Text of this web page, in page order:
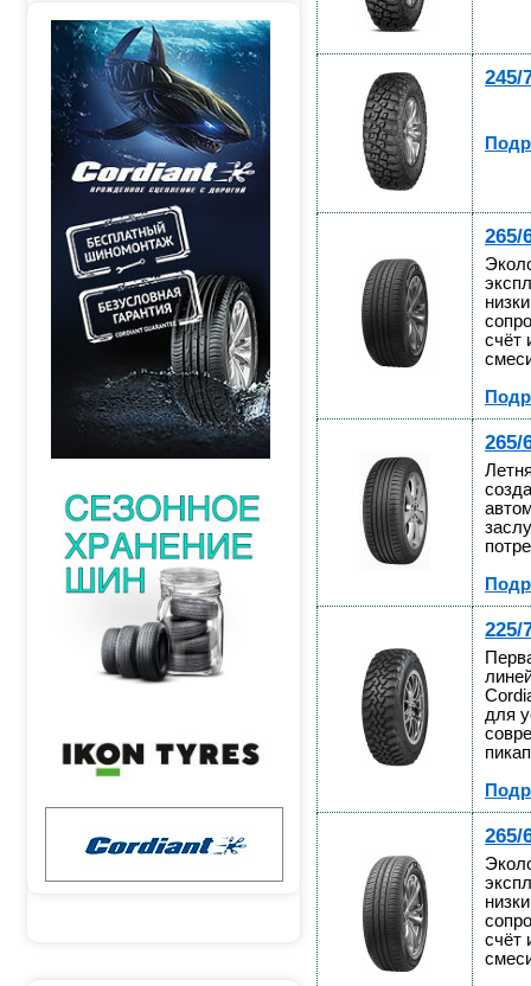
245/
265/
счёт
265/
225/
для
265/
счёт